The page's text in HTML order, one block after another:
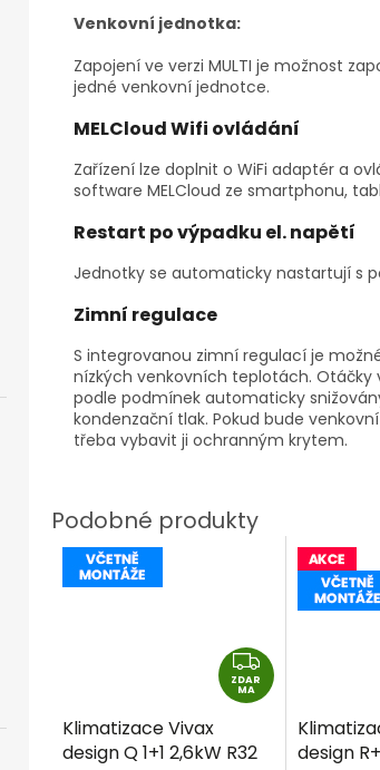
Venkovní jednotka:
Zapojení ve verzi MULTI je možnost
jedné venkovní jednotce.
MELCloud Wifi ovládání
Zařízení lze doplnit o WiFi adaptér a
software MELCloud ze smartphonu,
Restart po výpadku el. napětí
Jednotky se automaticky nastartují s
Zimní regulace
S integrovanou zimní regulací je
nízkých venkovních teplotách.
podle podmínek automaticky
kondenzační tlak. Pokud bude
třeba vybavit ji ochranným krytem.
Z
D
ZDAR
MA
Klimatizace Vivax
design Q 1+1 2,6kW R32
design